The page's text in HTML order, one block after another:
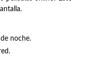
noche.